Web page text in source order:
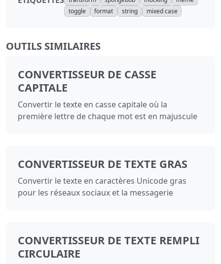
toggle
format string mixed case
OUTILS SIMILAIRES
CONVERTISSEUR DE CASSE
CAPITALE
Convertir le texte en casse capitale où la
première lettre de chaque mot est en majuscule
CONVERTISSEUR DE TEXTE GRAS
Convertir le texte en caractères Unicode gras
pour les réseaux sociaux et la messagerie
CONVERTISSEUR DE TEXTE REMPLI
CIRCULAIRE